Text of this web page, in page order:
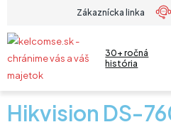
obsah
Zákaznícka linka
30+ ročná
história
Hikvision DS-